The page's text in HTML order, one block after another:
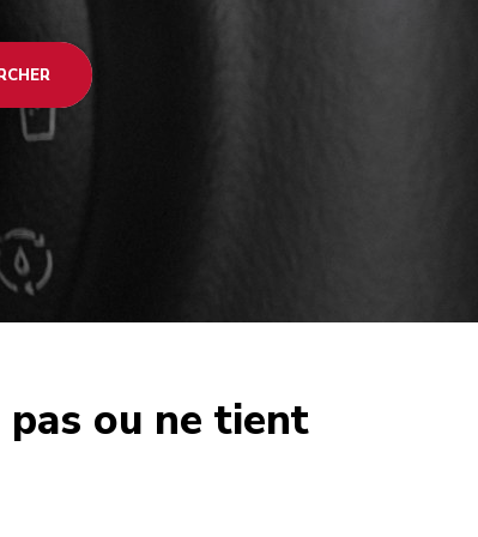
pas ou ne tient